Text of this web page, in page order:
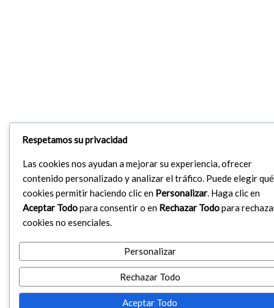
Respetamos su privacidad
Las cookies nos ayudan a mejorar su experiencia, ofrecer
contenido personalizado y analizar el tráfico. Puede elegir qué
cookies permitir haciendo clic en Personalizar. Haga clic en
Aceptar Todopara consentir o en Rechazar Todopara
cookies no esenciales.
Personalizar
Rechazar Todo
Aceptar Todo